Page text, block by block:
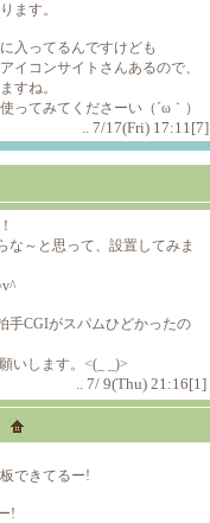
ます。
入ってるんですけども
イコンサイトさんあるので、
すね。
ってみてくださーい（´ω｀）
.. 7/17(Fri) 17:11[7]
な～と思って、設置してみま
手CGIがスパムひどかったの
いします。<(_ _)>
.. 7/ 9(Thu) 21:16[1]
できてるー!
!